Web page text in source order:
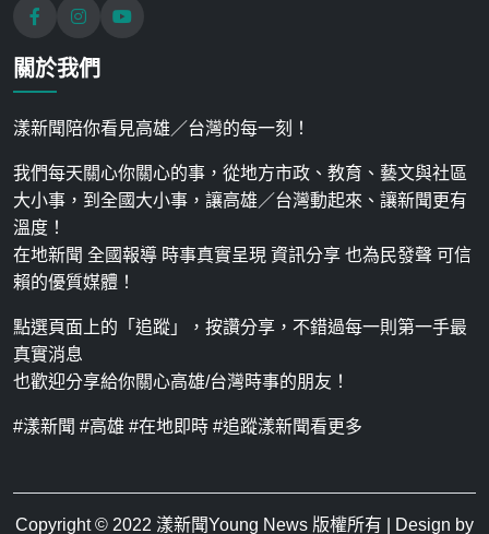
關於我們
漾新聞陪你看見高雄／台灣的每一刻！
我們每天關心你關心的事，從地方市政、教育、藝文與社區
大小事，到全國大小事，讓高雄／台灣動起來、讓新聞更有
溫度！
在地新聞 全國報導 時事真實呈現 資訊分享 也為民發聲 可信
賴的優質媒體！
點選頁面上的「追蹤」，按讚分享，不錯過每一則第一手最
真實消息
也歡迎分享給你關心高雄/台灣時事的朋友！
#漾新聞 #高雄 #在地即時 #追蹤漾新聞看更多
Copyright © 2022 漾新聞Young News 版權所有 | Design by